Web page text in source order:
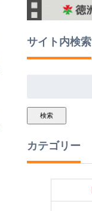
サイト内検索
検索
カテゴリー